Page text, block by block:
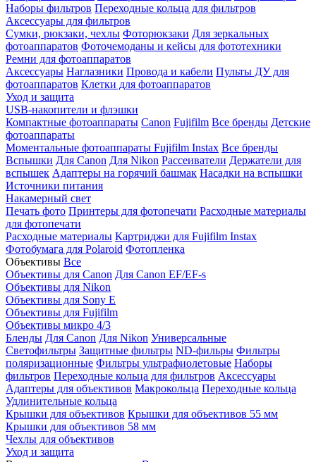
Наборы фильтров Переходные кольца для фильтров
Аксессуары для фильтров
Сумки, рюкзаки, чехлы Фоторюкзаки Для зеркальных
фотоаппаратов Фоточемоданы и кейсы для фототехники
Ремни для фотоаппаратов
Аксессуары Наглазники Провода и кабели Пульты ДУ для
фотоаппаратов Клетки для фотоаппаратов
Уход и защита
USB-накопители и флэшки
Компактные фотоаппараты Canon Fujifilm Все бренды Детские
фотоаппараты
Моментальные фотоаппараты Fujifilm Instax Все бренды
Вспышки Для Canon Для Nikon Рассеиватели Держатели для
вспышек Адаптеры на горячий башмак Насадки на вспышки
Источники питания
Накамерный свет
Печать фото Принтеры для фотопечати Расходные материалы
для фотопечати
Расходные материалы Картриджи для Fujifilm Instax
Фотобумага для Polaroid Фотопленка
Объективы Все
Объективы для Canon Для Canon EF/EF-s
Объективы для Nikon
Объективы для Sony E
Объективы для Fujifilm
Объективы микро 4/3
Бленды Для Canon Для Nikon Универсальные
Светофильтры Защитные фильтры ND-фильры Фильтры
поляризационные Фильтры ультрафиолетовые Наборы
фильтров Переходные кольца для фильтров Аксессуары
Адаптеры для объективов Макрокольца Переходные кольца
Удлинительные кольца
Крышки для объективов Крышки для объективов 55 мм
Крышки для объективов 58 мм
Чехлы для объективов
Уход и защита